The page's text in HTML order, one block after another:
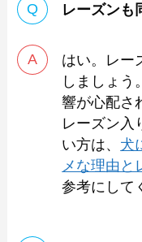
レーズンも
はい。レー
しましょう
響が心配さ
レーズン入
い方は、 犬
メな理由と
参考にして